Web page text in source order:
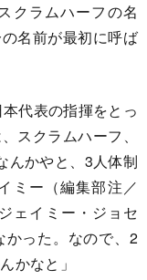
クラムハーフの名
名前が最初に呼ば
代表の指揮をとっ
スクラムハーフ、
んかやと、3人体制
ミー（編集部注／
ェイミー・ジョセ
かった。なので、2
かなと」